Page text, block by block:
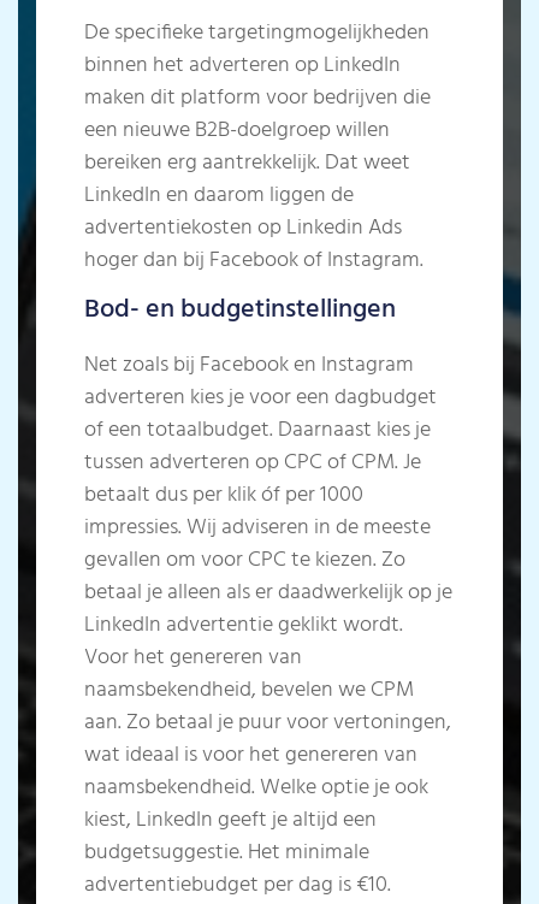
De specifieke targetingmogelijkheden
binnen het adverteren op LinkedIn
maken dit platform voor bedrijven die
een nieuwe B2B-doelgroep willen
bereiken erg aantrekkelijk. Dat weet
LinkedIn en daarom liggen de
advertentiekosten op Linkedin Ads
hoger dan bij Facebook of Instagram.
Bod- en budgetinstellingen
Net zoals bij Facebook en Instagram
adverteren kies je voor een dagbudget
of een totaalbudget. Daarnaast kies je
tussen adverteren op CPC of CPM. Je
betaalt dus per klik óf per 1000
impressies. Wij adviseren in de meeste
gevallen om voor CPC te kiezen. Zo
betaal je alleen als er daadwerkelijk op je
LinkedIn advertentie geklikt wordt.
Voor het genereren van
naamsbekendheid, bevelen we CPM
aan. Zo betaal je puur voor vertoningen,
wat ideaal is voor het genereren van
naamsbekendheid. Welke optie je ook
kiest, LinkedIn geeft je altijd een
budgetsuggestie. Het minimale
advertentiebudget per dag is €10.